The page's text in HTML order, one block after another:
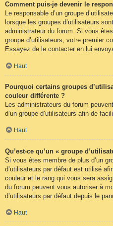
Comment puis-je devenir le
Le responsable d’un groupe
lorsque les groupes d’utilisateurs
administrateur du forum. Si vous
groupe d’utilisateurs, votre premier
Essayez de le contacter en lui
Haut
Pourquoi certains groupes
couleur différente ?
Les administrateurs du forum
d’un groupe d’utilisateurs afin de
Haut
Qu’est-ce qu’un « groupe
Si vous êtes membre de plus d’un
d’utilisateurs par défaut est utilisé
couleur et le rang qui vous sera
du forum peuvent vous autoriser à
d’utilisateurs par défaut depuis le
Haut